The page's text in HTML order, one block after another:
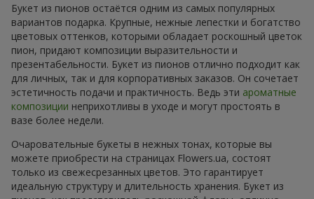
Букет из пионов остаётся одним из самых популярных
вариантов подарка. Крупные, нежные лепестки и богатство
цветовых оттенков, которыми обладает роскошный цветок
пион, придают композиции выразительности и
презентабельности. Букет из пионов отлично подходит как
для личных, так и для корпоративных заказов. Он сочетает
эстетичность подачи и практичность. Ведь эти ароматные
композиции неприхотливы в уходе и могут простоять в
вазе более недели.
Очаровательные букеты в нежных тонах, которые вы
можете приобрести на страницах Flowers.ua, состоят
только из свежесрезанных цветов. Это гарантирует
идеальную структуру и длительность хранения. Букет из